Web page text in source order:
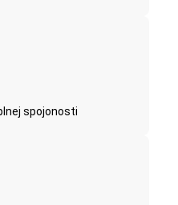
spojonosti